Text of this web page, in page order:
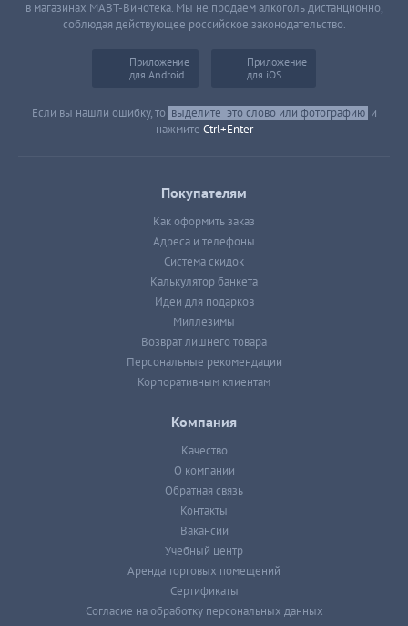
в магазинах МАВТ-Винотека. Мы не продаем алкоголь дистанционно,
соблюдая действующее российское законодательство.
Приложение
для Android
Приложение
для iOS
Если вы нашли ошибку, то выделите это слово или фотографию и
нажмите Ctrl+Enter
Покупателям
Как оформить заказ
Адреса и телефоны
Система скидок
Калькулятор банкета
Идеи для подарков
Миллезимы
Возврат лишнего товара
Персональные рекомендации
Корпоративным клиентам
Компания
Качество
О компании
Обратная связь
Контакты
Вакансии
Учебный центр
Аренда торговых помещений
Сертификаты
Согласие на обработку персональных данных